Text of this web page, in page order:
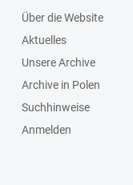
Über die Website
Aktuelles
Unsere Archive
Archive in Polen
Suchhinweise
Anmelden